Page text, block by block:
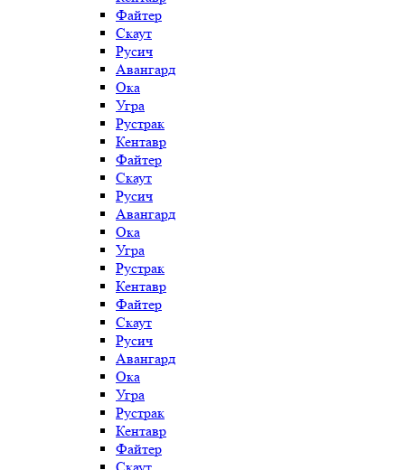
Файтер
Скаут
Русич
Авангард
Ока
Угра
Рустрак
Кентавр
Файтер
Скаут
Русич
Авангард
Ока
Угра
Рустрак
Кентавр
Файтер
Скаут
Русич
Авангард
Ока
Угра
Рустрак
Кентавр
Файтер